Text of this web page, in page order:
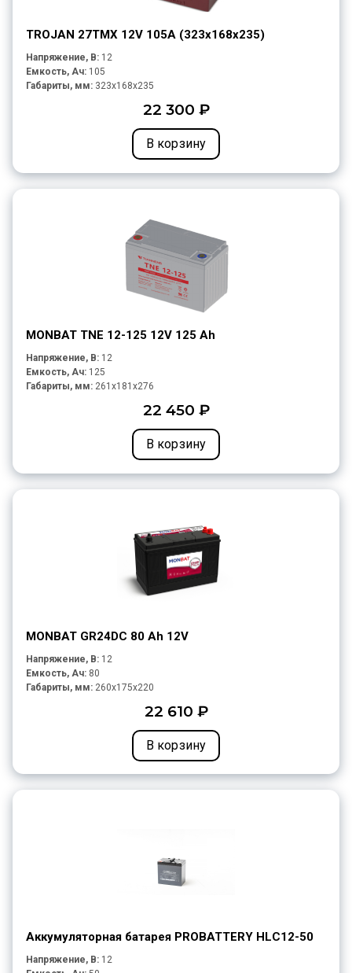
TROJAN 27TMX 12V 105A (323х168х235)
Напряжение, В: 12
Емкость, Ач: 105
Габариты, мм: 323x168x235
22 300 ₽
В корзину
MONBAT TNE 12-125 12V 125 Ah
Напряжение, В: 12
Емкость, Ач: 125
Габариты, мм: 261x181x276
22 450 ₽
В корзину
MONBAT GR24DC 80 Ah 12V
Напряжение, В: 12
Емкость, Ач: 80
Габариты, мм: 260x175x220
22 610 ₽
В корзину
Аккумуляторная батарея PROBATTERY HLC12-50
Напряжение, В: 12